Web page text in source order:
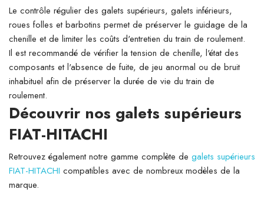
Le contrôle régulier des galets supérieurs, galets inférieurs,
roues folles et barbotins permet de préserver le guidage de la
chenille et de limiter les coûts d'entretien du train de roulement.
Il est recommandé de vérifier la tension de chenille, l'état des
composants et l'absence de fuite, de jeu anormal ou de bruit
inhabituel afin de préserver la durée de vie du train de
roulement.
Découvrir nos galets supérieurs
FIAT-HITACHI
Retrouvez également notre gamme complète de galets supérieurs
FIAT-HITACHI compatibles avec de nombreux modèles de la
marque.